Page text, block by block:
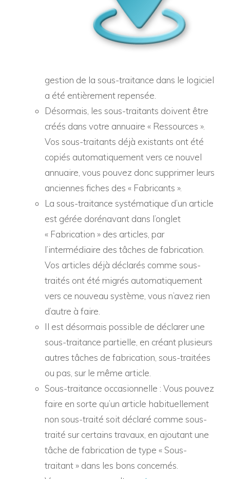
gestion de la sous-traitance dans le logiciel
a été entièrement repensée.
Désormais, les sous-traitants doivent être
créés dans votre annuaire « Ressources ».
Vos sous-traitants déjà existants ont été
copiés automatiquement vers ce nouvel
annuaire, vous pouvez donc supprimer leurs
anciennes fiches des « Fabricants ».
La sous-traitance systématique d’un article
est gérée dorénavant dans l’onglet
« Fabrication » des articles, par
l’intermédiaire des tâches de fabrication.
Vos articles déjà déclarés comme sous-
traités ont été migrés automatiquement
vers ce nouveau système, vous n’avez rien
d’autre à faire.
Il est désormais possible de déclarer une
sous-traitance partielle, en créant plusieurs
autres tâches de fabrication, sous-traitées
ou pas, sur le même article.
Sous-traitance occasionnelle : Vous pouvez
faire en sorte qu’un article habituellement
non sous-traité soit déclaré comme sous-
traité sur certains travaux, en ajoutant une
tâche de fabrication de type « Sous-
traitant » dans les bons concernés.